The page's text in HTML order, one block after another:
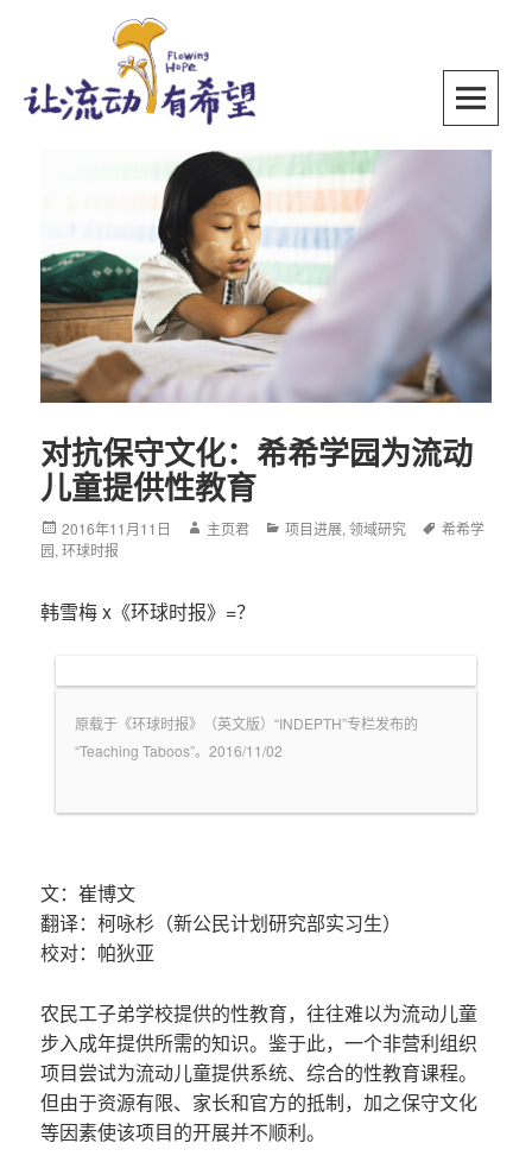
对抗保守文化：希希学园为流动
儿童提供性教育
Posted
on
2016年11月11日 Author
主页君 Categories
项目进展,领域研究 Tags
希希学
园,环球时报
韩雪梅 x《环球时报》=？
原载于《环球时报》（英文版）“INDEPTH”专栏发布的
“Teaching Taboos”。2016/11/02
文：崔博文
翻译：柯咏杉（新公民计划研究部实习生）
校对：帕狄亚
农民工子弟学校提供的性教育，往往难以为流动儿童
步入成年提供所需的知识。鉴于此，一个非营利组织
项目尝试为流动儿童提供系统、综合的性教育课程。
但由于资源有限、家长和官方的抵制，加之保守文化
等因素使该项目的开展并不顺利。